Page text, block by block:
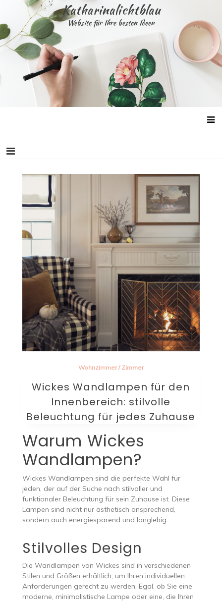
content
Katharinalichtblau
Website für Ihre besten Ideen
Wohnzimmer/ Zimmer
Wickes Wandlampen für den
Innenbereich: stilvolle
Beleuchtung für jedes Zuhause
Warum Wickes
Wandlampen?
Wickes Wandlampen sind die perfekte Wahl für
jeden, der auf der Suche nach stilvoller und
funktionaler Beleuchtung für sein Zuhause ist. Diese
Lampen sind nicht nur ästhetisch ansprechend,
sondern auch energiesparend und langlebig.
Stilvolles Design
Die Wandlampen von Wickes sind in verschiedenen
Stilen und Größen erhältlich, um Ihren individuellen
Anforderungen gerecht zu werden. Egal, ob Sie eine
moderne, minimalistische Lampe oder eine, die Ihren